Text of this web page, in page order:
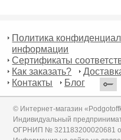
Политика
информации
Сертификаты
Как заказать?
Контакты
Блог
© Интернет-магазин
Индивидуальный
ОГРНИП № 321183200020681